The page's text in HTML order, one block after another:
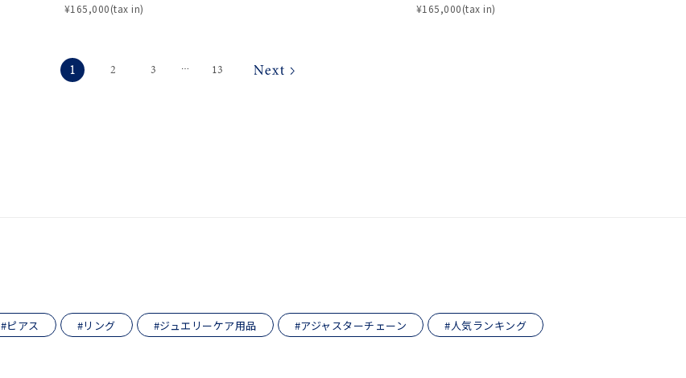
¥165,000(tax in) ¥165,000(tax in)
1 2 3 ⋯ 13
#ピアス #リング #ジュエリーケア用品 #アジャスターチェーン #人気ランキング